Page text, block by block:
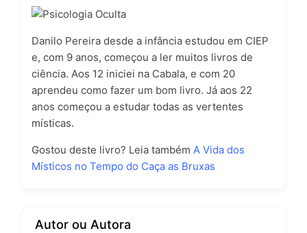
Danilo Pereira desde a infância estudou em CIEP
e, com 9 anos, começou a ler muitos livros de
ciência. Aos 12 iniciei na Cabala, e com 20
aprendeu como fazer um bom livro. Já aos 22
anos começou a estudar todas as vertentes
místicas.
Gostou deste livro? Leia também A Vida dos
Místicos no Tempo do Caça as Bruxas
Autor ou Autora